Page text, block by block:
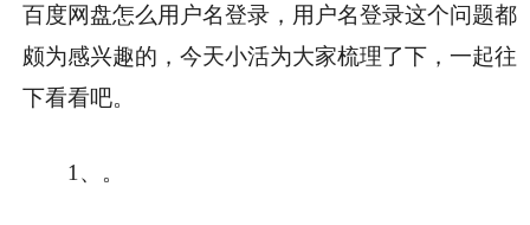
百度网盘怎么用户名登录，用户名登录这个问题都
颇为感兴趣的，今天小活为大家梳理了下，一起往
下看看吧。
1、。